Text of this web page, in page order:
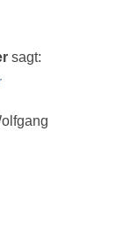
sagt: